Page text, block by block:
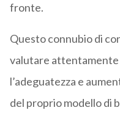
fronte.
Questo connubio di
valutare
l’adeguatezza e
del proprio modello di